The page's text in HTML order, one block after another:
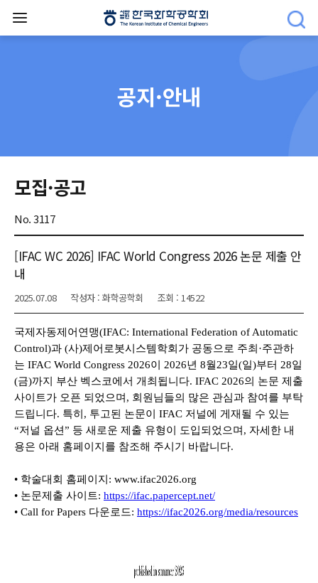
공지·안내
모집·공고
No. 3117
[IFAC WC 2026] IFAC World Congress 2026 논문 제출 안
내
2025.07.08 작성자 : 화학공학회 조회 : 14522